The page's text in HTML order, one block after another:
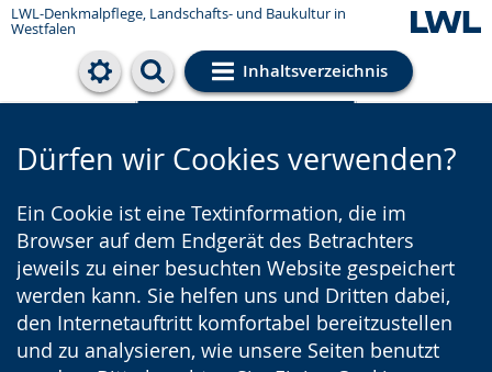
LWL-Denkmalpflege, Landschafts- und Baukultur in
Westfalen
Inhaltsverzeichnis
Cookie-Einstellungen
Dürfen wir Cookies verwenden?
Ein Cookie ist eine Textinformation, die im
Browser auf dem Endgerät des Betrachters
jeweils zu einer besuchten Website gespeichert
werden kann. Sie helfen uns und Dritten dabei,
den Internetauftritt komfortabel bereitzustellen
und zu analysieren, wie unsere Seiten benutzt